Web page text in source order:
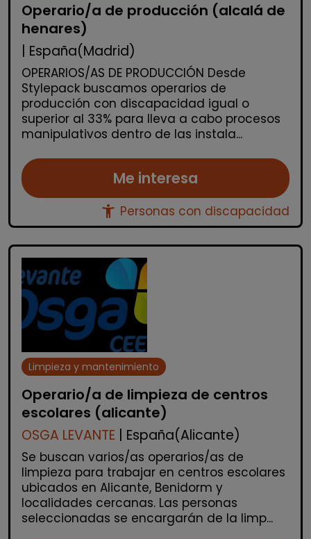
Operario/a de producción (alcalá de
henares)
| España(Madrid)
OPERARIOS/AS DE PRODUCCIÓN Desde
Stylepack buscamos operarios de
producción con discapacidad igual o
superior al 33% para lleva a cabo procesos
manipulativos dentro de las instala...
Me interesa
accessibility_new Personas con discapacidad
Limpieza y mantenimiento
Operario/a de limpieza de centros
escolares (alicante)
OSGA LEVANTE | España(Alicante)
Se buscan varios/as operarios/as de
limpieza para trabajar en centros escolares
ubicados en Alicante, Benidorm y
localidades cercanas. Las personas
seleccionadas se encargarán de la limp...